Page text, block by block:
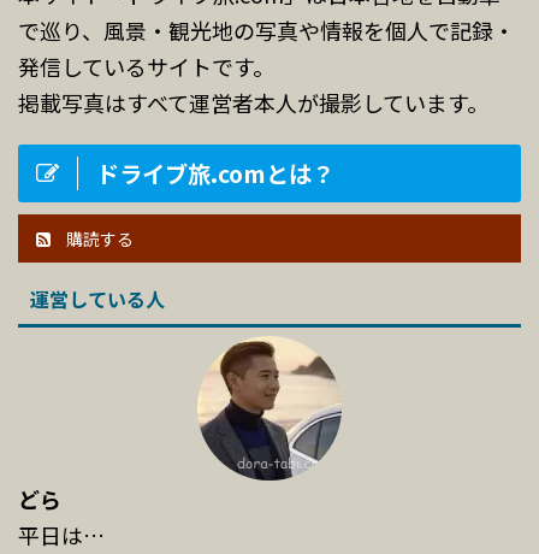
で巡り、風景・観光地の写真や情報を個人で記録・
発信しているサイトです。
掲載写真はすべて運営者本人が撮影しています。
ドライブ旅.comとは？
購読する
運営している人
どら
平日は…